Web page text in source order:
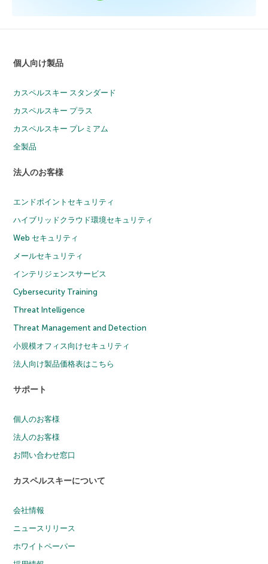
個人向け製品
カスペルスキー スタンダード
カスペルスキー プラス
カスペルスキー プレミアム
全製品
法人のお客様
エンドポイントセキュリティ
ハイブリッドクラウド環境セキュリティ
Web セキュリティ
メールセキュリティ
インテリジェンスサービス
Cybersecurity Training
Threat Intelligence
Threat Management and Detection
小規模オフィス向けセキュリティ
法人向け製品価格表はこちら
サポート
個人のお客様
法人のお客様
お問い合わせ窓口
カスペルスキーについて
会社情報
ニュースリリース
ホワイトペーパー